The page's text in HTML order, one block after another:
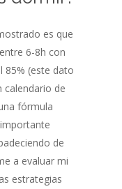
es que
6-8h con
85% (este dato
calendario de
fórmula
de
a evaluar mi
estrategias